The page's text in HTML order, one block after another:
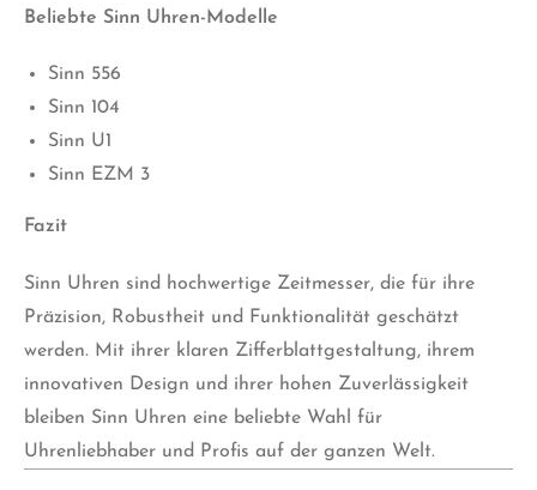
Beliebte Sinn Uhren-Modelle
Sinn 556
Sinn 104
Sinn U1
Sinn EZM 3
Fazit
Sinn Uhren sind hochwertige Zeitmesser, die für ihre
Präzision, Robustheit und Funktionalität geschätzt
werden. Mit ihrer klaren Zifferblattgestaltung, ihrem
innovativen Design und ihrer hohen Zuverlässigkeit
bleiben Sinn Uhren eine beliebte Wahl für
Uhrenliebhaber und Profis auf der ganzen Welt.